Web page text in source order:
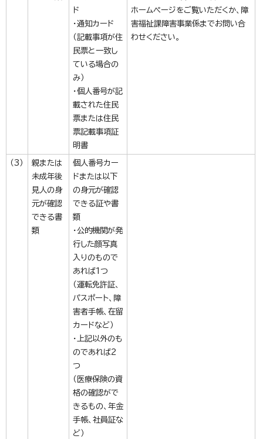
ド
・通知カード
（記載事項が住
民票と一致し
ている場合の
み）
・個人番号が記
載された住民
票または住民
票記載事項証
明書
ホームページをご覧いただくか、障
害福祉課障害事業係までお問い合
わせください。
（3）
親または
未成年後
見人の身
元が確認
できる書
類
個人番号カー
ドまたは以下
の身元が確認
できる証や書
類
・公的機関が発
行した顔写真
入りのもので
あれば1つ
（運転免許証、
パスポート、障
害者手帳、在留
カードなど）
・上記以外のも
のであれば2
つ
（医療保険の資
格の確認がで
きるもの、年金
手帳、社員証な
ど）